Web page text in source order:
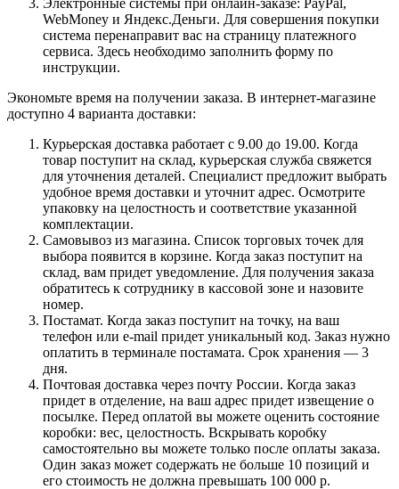
WebMoney и Яндекс.Деньги. Для совершения покупки
система перенаправит вас на страницу платежного
сервиса. Здесь необходимо заполнить форму по
инструкции.
Экономьте время на получении заказа. В интернет-магазине
доступно 4 варианта доставки:
Курьерская доставка работает с 9.00 до 19.00. Когда
товар поступит на склад, курьерская служба свяжется
для уточнения деталей. Специалист предложит выбрать
удобное время доставки и уточнит адрес. Осмотрите
упаковку на целостность и соответствие указанной
комплектации.
Самовывоз из магазина. Список торговых точек для
выбора появится в корзине. Когда заказ поступит на
склад, вам придет уведомление. Для получения заказа
обратитесь к сотруднику в кассовой зоне и назовите
номер.
Постамат. Когда заказ поступит на точку, на ваш
телефон или e-mail придет уникальный код. Заказ нужно
оплатить в терминале постамата. Срок хранения — 3
дня.
Почтовая доставка через почту России. Когда заказ
придет в отделение, на ваш адрес придет извещение о
посылке. Перед оплатой вы можете оценить состояние
коробки: вес, целостность. Вскрывать коробку
самостоятельно вы можете только после оплаты заказа.
Один заказ может содержать не больше 10 позиций и
его стоимость не должна превышать 100 000 р.